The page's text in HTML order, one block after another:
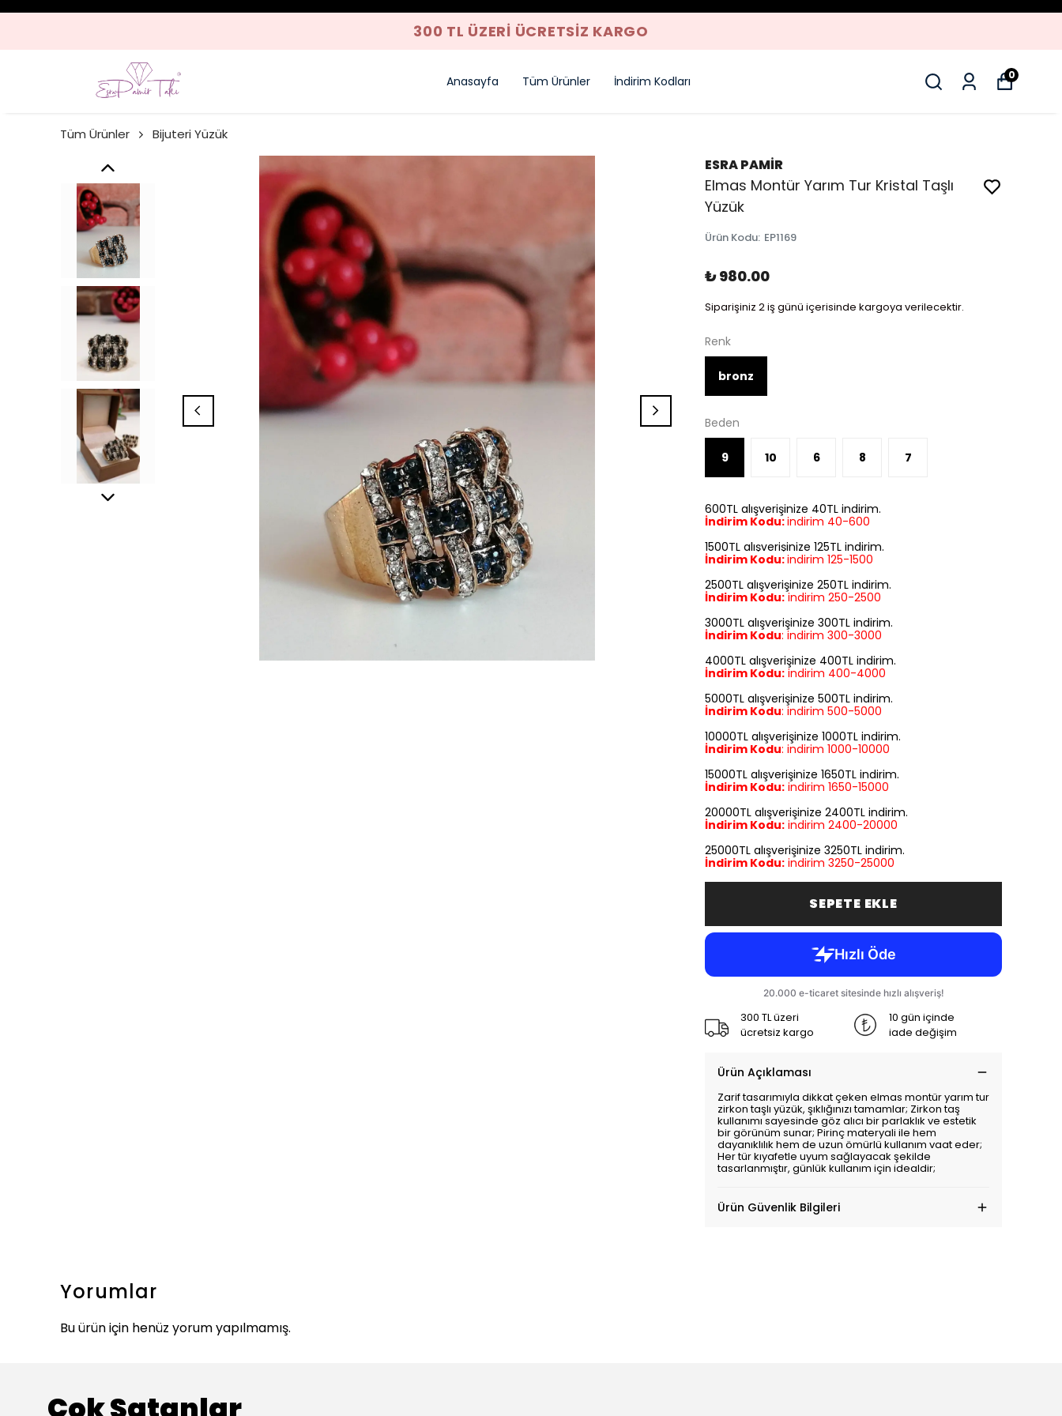
Anasayfa Tüm Ürünler İndirim Kodları 0
Tüm Ürünler Bijuteri Yüzük
ESRA PAMİR
Elmas Montür Yarım Tur Kristal Taşlı
Yüzük
Ürün Kodu: EP1169
₺ 980.00
Siparişiniz 2 iş günü içerisinde kargoya verilecektir.
Renk
bronz
Beden
9 10 6 8 7
600TL alışverişinize 40TL indirim.
İndirim Kodu:indirim 40-600
1500TL alışverişinize 125TL indirim.
İndirim Kodu:indirim 125-1500
2500TL alışverişinize 250TL indirim.
İndirim Kodu: indirim 250-2500
3000TL alışverişinize 300TL indirim.
İndirim Kodu: indirim 300-3000
4000TL alışverişinize 400TL indirim.
İndirim Kodu: indirim 400-4000
5000TL alışverişinize 500TL indirim.
İndirim Kodu: indirim 500-5000
10000TL alışverişinize 1000TL indirim.
İndirim Kodu: indirim 1000-10000
15000TL alışverişinize 1650TL indirim.
İndirim Kodu: indirim 1650-15000
20000TL alışverişinize 2400TL indirim.
İndirim Kodu: indirim 2400-20000
25000TL alışverişinize 3250TL indirim.
İndirim Kodu: indirim 3250-25000
SEPETE EKLE
300 TL üzeri
ücretsiz kargo
10 gün içinde
iade değişim
Ürün Açıklaması
Zarif tasarımıyla dikkat çeken elmas montür yarım tur
zirkon taşlı yüzük, şıklığınızı tamamlar; Zirkon taş
kullanımı sayesinde göz alıcı bir parlaklık ve estetik
bir görünüm sunar; Pirinç materyali ile hem
dayanıklılık hem de uzun ömürlü kullanım vaat eder;
Her tür kıyafetle uyum sağlayacak şekilde
tasarlanmıştır, günlük kullanım için idealdir;
Ürün Güvenlik Bilgileri
Yorumlar
Bu ürün için henüz yorum yapılmamış.